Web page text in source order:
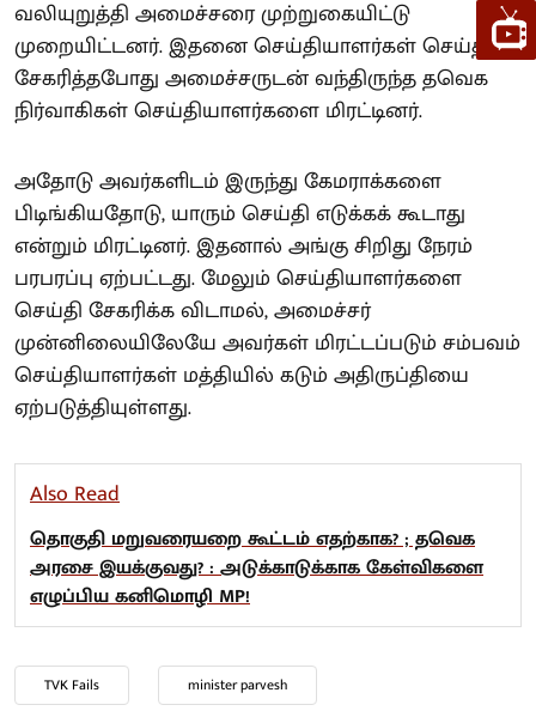
வலியுறுத்தி அமைச்சரை முற்றுகையிட்டு
முறையிட்டனர். இதனை செய்தியாளர்கள் செய்தி
சேகரித்தபோது அமைச்சருடன் வந்திருந்த தவெக
நிர்வாகிகள் செய்தியாளர்களை மிரட்டினர்.
அதோடு அவர்களிடம் இருந்து கேமராக்களை
பிடிங்கியதோடு, யாரும் செய்தி எடுக்கக் கூடாது
என்றும் மிரட்டினர். இதனால் அங்கு சிறிது நேரம்
பரபரப்பு ஏற்பட்டது. மேலும் செய்தியாளர்களை
செய்தி சேகரிக்க விடாமல், அமைச்சர்
முன்னிலையிலேயே அவர்கள் மிரட்டப்படும் சம்பவம்
செய்தியாளர்கள் மத்தியில் கடும் அதிருப்தியை
ஏற்படுத்தியுள்ளது.
Also Read
தொகுதி மறுவரையறை கூட்டம் எதற்காக? ; தவெக
அரசை இயக்குவது? : அடுக்காடுக்காக கேள்விகளை
எழுப்பிய கனிமொழி MP!
TVK Fails minister parvesh